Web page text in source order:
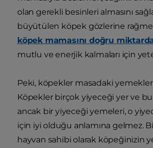
olan gerekli besinleri almasını
büyütülen köpek gözlerine
köpek mamasını doğru
mutlu ve enerjik kalmaları için
Peki, köpekler masadaki
Köpekler birçok yiyeceği yer ve
ancak bir yiyeceği yemeleri, o
için iyi olduğu anlamına gelmez.
hayvan sahibi olarak köpeğinizin